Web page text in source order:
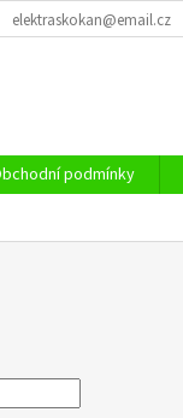
elektraskokan@email.cz
podmínky